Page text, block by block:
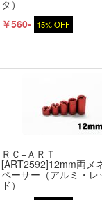
タ）
￥560- 15% OFF
ＲＣ−ＡＲＴ
[ART2592]12mm両メ
ペーサー（アルミ・レ
ド）